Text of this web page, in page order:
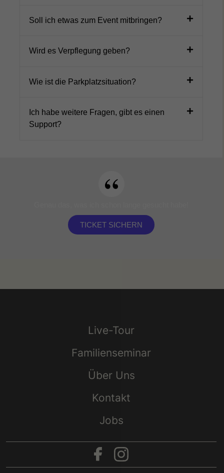
Soll ich etwas zum Event mitbringen?
Wird es Verpflegung geben?
Wie ist die Parkplatzsituation?
Ich habe weitere Fragen, gibt es einen
Support?
TICKET SICHERN
Live-Tour
Familienseminar
Über Uns
Kontakt
Jobs